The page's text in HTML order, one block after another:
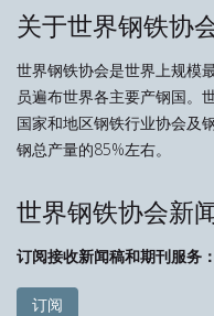
关于世界钢铁协
世界钢铁协会是世界上规模
员遍布世界各主要产钢国。
国家和地区钢铁行业协会及
钢总产量的85%左右。
世界钢铁协会新
订阅接收新闻稿和期刊服务：
订阅